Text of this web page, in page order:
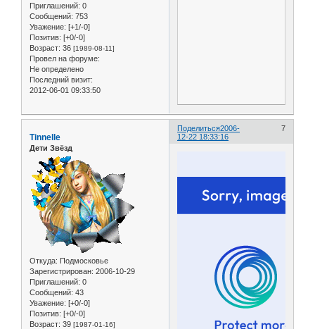
Приглашений: 0
Сообщений: 753
Уважение: [+1/-0]
Позитив: [+0/-0]
Возраст: 36 [1989-08-11]
Провел на форуме:
Не определено
Последний визит:
2012-06-01 09:33:50
Поделиться 7
2006-
12-22 18:33:16
Tinnelle
Дети Звёзд
Откуда: Подмосковье
Зарегистрирован: 2006-10-29
Приглашений: 0
Сообщений: 43
Уважение: [+0/-0]
Позитив: [+0/-0]
Возраст: 39 [1987-01-16]